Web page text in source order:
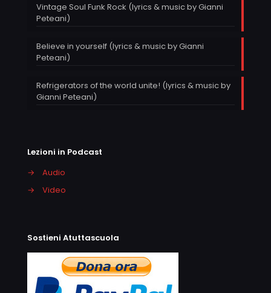
Vintage Soul Funk Rock (lyrics & music by Gianni
Peteani)
Believe in yourself (lyrics & music by Gianni
Peteani)
Refrigerators of the world unite! (lyrics & music by
Gianni Peteani)
Lezioni in Podcast
→
Audio
→
Video
Sostieni Atuttascuola